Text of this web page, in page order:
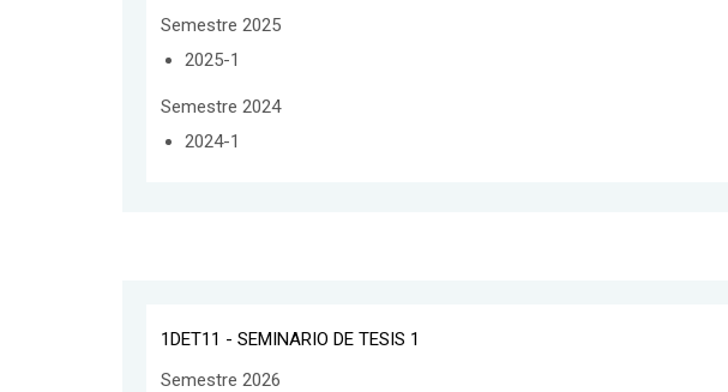
Semestre 2025
2025-1
Semestre 2024
2024-1
1DET11 - SEMINARIO DE TESIS 1
Semestre 2026